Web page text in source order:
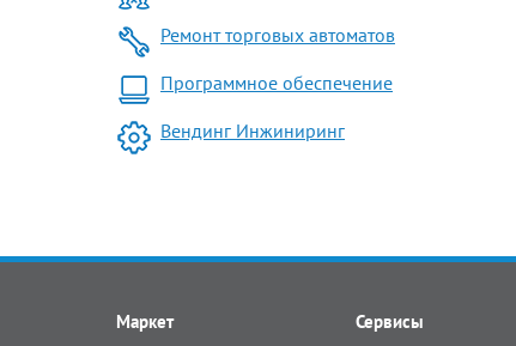
Ремонт торговых автоматов
Программное обеспечение
Вендинг Инжиниринг
Маркет Сервисы